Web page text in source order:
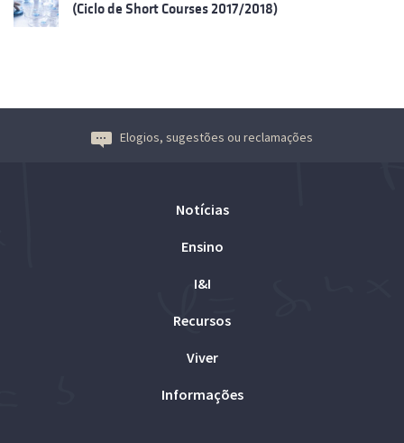
(Ciclo de Short Courses 2017/2018)
Elogios, sugestões ou reclamações
Notícias
Ensino
I&I
Recursos
Viver
Informações